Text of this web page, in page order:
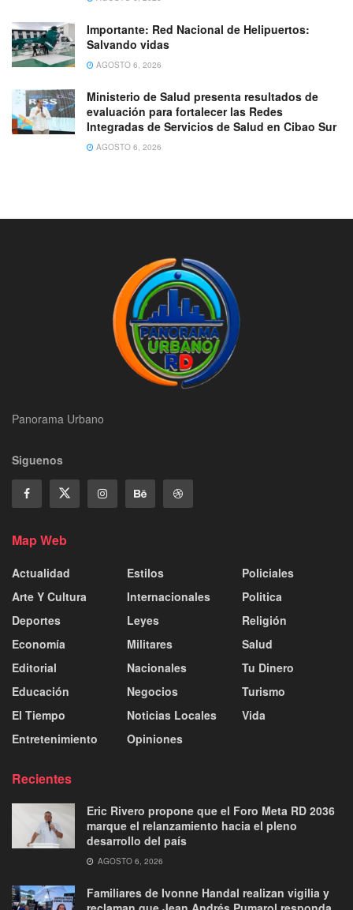
Importante: Red Nacional de Helipuertos:
Salvando vidas
AGOSTO 6, 2026
Ministerio de Salud presenta resultados de
evaluación para fortalecer las Redes
Integradas de Servicios de Salud en Cibao Sur
AGOSTO 6, 2026
Panorama Urbano
Siguenos
Map Web
Actualidad
Arte Y Cultura
Deportes
Economía
Editorial
Educación
El Tiempo
Entretenimiento
Estilos
Internacionales
Leyes
Militares
Nacionales
Negocios
Noticias Locales
Opiniones
Policiales
Politica
Religión
Salud
Tu Dinero
Turismo
Vida
Recientes
Eric Rivero propone que el Foro Meta RD 2036
marque el relanzamiento hacia el pleno
desarrollo del país
AGOSTO 6, 2026
Familiares de Ivonne Handal realizan vigilia y